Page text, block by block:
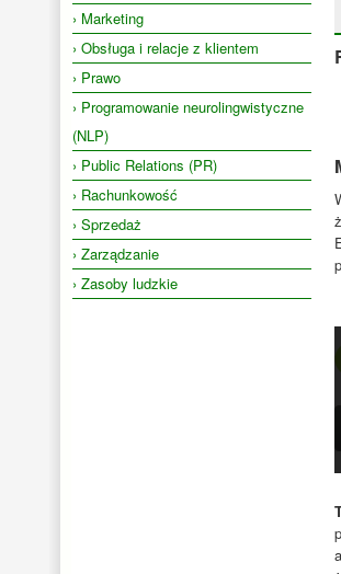
› Marketing
› Obsługa i relacje z klientem
› Prawo
› Programowanie neurolingwistyczne
(NLP)
› Public Relations (PR)
› Rachunkowość
› Sprzedaż
› Zarządzanie
› Zasoby ludzkie